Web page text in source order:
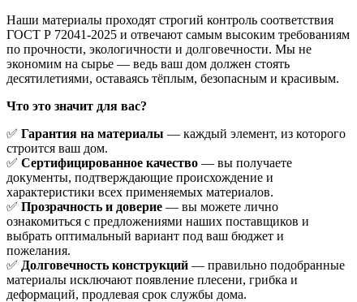
Наши материалы проходят строгий контроль соответствия
ГОСТ Р 72041-2025 и отвечают самым высоким требованиям
по прочности, экологичности и долговечности. Мы не
экономим на сырье — ведь ваш дом должен стоять
десятилетиями, оставаясь тёплым, безопасным и красивым.
Что это значит для вас?
✅ Гарантия на материалы — каждый элемент, из которого
строится ваш дом.
✅ Сертифицированное качество — вы получаете
документы, подтверждающие происхождение и
характеристики всех применяемых материалов.
✅ Прозрачность и доверие — вы можете лично
ознакомиться с предложениями наших поставщиков и
выбрать оптимальный вариант под ваш бюджет и
пожелания.
✅ Долговечность конструкций — правильно подобранные
материалы исключают появление плесени, грибка и
деформаций, продлевая срок службы дома.